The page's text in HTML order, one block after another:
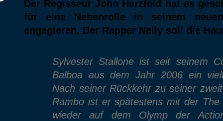
Der Regisseur John Herzfeld hat es
für eine Nebenrolle in seinem
engagieren. Der Rapper Nelly soll die
Sylvester Stallone ist seit seinem
Balboa aus dem Jahr 2006 ein
Nach seiner Rückkehr zu seiner
Rambo ist er spätestens mit der The
wieder auf dem Olymp der